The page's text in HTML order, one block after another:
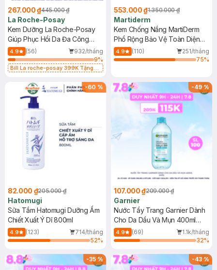
267.000 ₫445.000 ₫
La Roche-Posay
Kem Dưỡng La Roche-Posay
Giúp Phục Hồi Da Đa Công
Dụng 40ml
4.9 (56)
932/tháng
9%
Bill La roche-posay 399K Tặng
(SL có hạn)
553.000 ₫1.350.000 ₫
Martiderm
Kem Chống Nắng MartiDerm
Phổ Rộng Bảo Vệ Toàn Diện
40ml
4.9 (110)
251/tháng
75%
-60 %
82.000 ₫205.000 ₫
Hatomugi
Sữa Tắm Hatomugi Dưỡng Ẩm
Chiết Xuất Ý Dĩ 800ml
4.9 (123)
714/tháng
52%
-49%
107.000 ₫209.000 ₫
Garnier
Nước Tẩy Trang Garnier Dành
Cho Da Dầu Và Mụn 400ml
(Mới)
4.9 (69)
1.1k/tháng
32%
-35% -43%